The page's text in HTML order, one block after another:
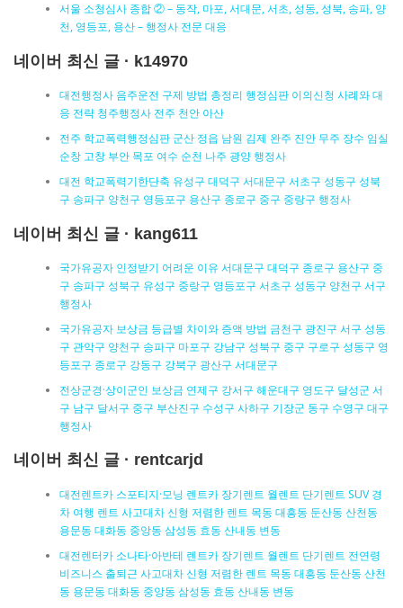
서울 소청심사 종합 ② – 동작, 마포, 서대문, 서초, 성동, 성북, 송파, 양
천, 영등포, 용산 – 행정사 전문 대응
네이버 최신 글 · k14970
대전행정사 음주운전 구제 방법 총정리 행정심판 이의신청 사례와 대
응 전략 청주행정사 전주 천안 아산
전주 학교폭력행정심판 군산 정읍 남원 김제 완주 진안 무주 장수 임실
순창 고창 부안 목포 여수 순천 나주 광양 행정사
대전 학교폭력기한단축 유성구 대덕구 서대문구 서초구 성동구 성북
구 송파구 양천구 영등포구 용산구 종로구 중구 중랑구 행정사
네이버 최신 글 · kang611
국가유공자 인정받기 어려운 이유 서대문구 대덕구 종로구 용산구 중
구 송파구 성북구 유성구 중랑구 영등포구 서초구 성동구 양천구 서구
행정사
국가유공자 보상금 등급별 차이와 증액 방법 금천구 광진구 서구 성동
구 관악구 양천구 송파구 마포구 강남구 성북구 중구 구로구 성동구 영
등포구 종로구 강동구 강북구 광산구 서대문구
전상군경·상이군인 보상금 연제구 강서구 해운대구 영도구 달성군 서
구 남구 달서구 중구 부산진구 수성구 사하구 기장군 동구 수영구 대구
행정사
네이버 최신 글 · rentcarjd
대전렌트카 스포티지·모닝 렌트카 장기렌트 월렌트 단기렌트 SUV 경
차 여행 렌트 사고대차 신형 저렴한 렌트 목동 대흥동 둔산동 산천동
용문동 대화동 중앙동 삼성동 효동 산내동 변동
대전렌터카 소나타·아반테 렌트카 장기렌트 월렌트 단기렌트 전연령
비즈니스 출퇴근 사고대차 신형 저렴한 렌트 목동 대흥동 둔산동 산천
동 용문동 대화동 중앙동 삼성동 효동 산내동 변동